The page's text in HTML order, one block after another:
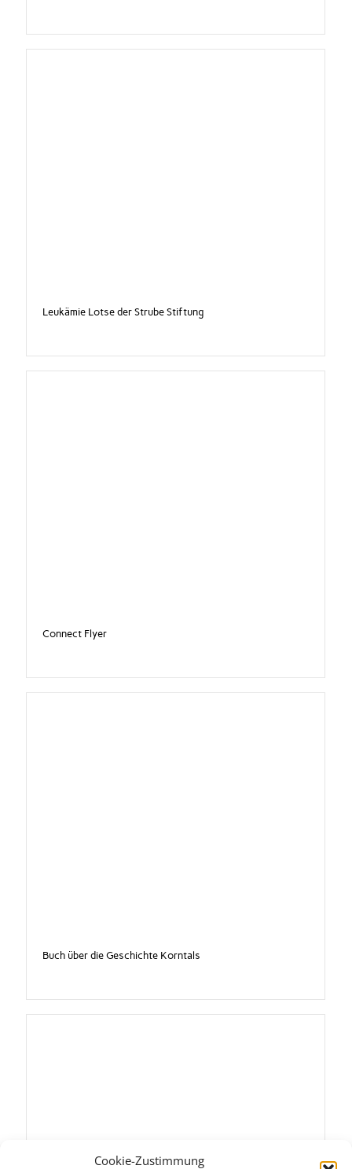
Cookie-Zustimmung
Leukämie Lotse der Strube Stiftung
Connect Flyer
Buch über die Geschichte Korntals